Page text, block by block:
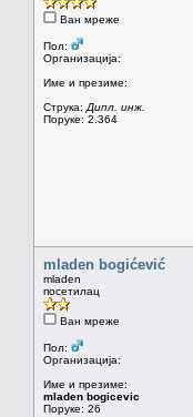
Ван мреже
Пол:
Организација:
Име и презиме:
Струка: Дипл. инж.
Поруке: 2.364
mladen bogićević
mladen
посетилац
Ван мреже
Пол:
Организација:
Име и презиме:
mladen bogicevic
Поруке: 26